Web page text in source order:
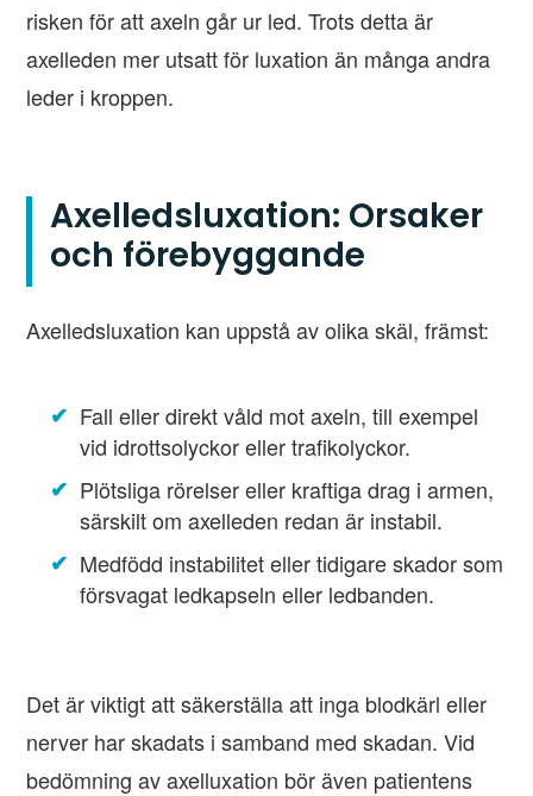
risken för att axeln går ur led. Trots detta är
axelleden mer utsatt för luxation än många andra
leder i kroppen.
Axelledsluxation: Orsaker
och förebyggande
Axelledsluxation kan uppstå av olika skäl, främst:
Fall eller direkt våld mot axeln, till exempel
vid idrottsolyckor eller trafikolyckor.
Plötsliga rörelser eller kraftiga drag i armen,
särskilt om axelleden redan är instabil.
Medfödd instabilitet eller tidigare skador som
försvagat ledkapseln eller ledbanden.
Det är viktigt att säkerställa att inga blodkärl eller
nerver har skadats i samband med skadan. Vid
bedömning av axelluxation bör även patientens